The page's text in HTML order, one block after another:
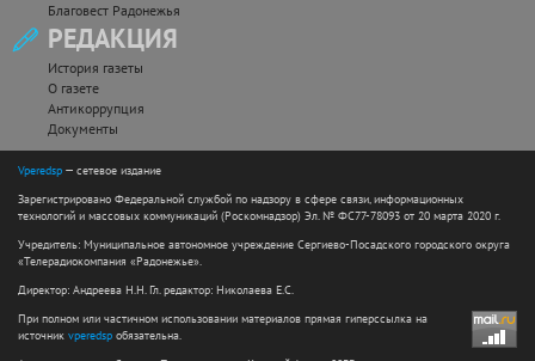
Благовест Радонежья
РЕДАКЦИЯ
История газеты
О газете
Антикоррупция
Документы
Vperedsp — сетевое издание
Зарегистрировано Федеральной службой по надзору в сфере связи, информационных
технологий и массовых коммуникаций (Роскомнадзор) Эл. № ФС77-78093 от 20 марта 2020 г.
Учредитель: Муниципальное автономное учреждение Сергиево-Посадского городского округа
«Телерадиокомпания «Радонежье».
Директор: Андреева Н.Н. Гл. редактор: Николаева Е.С.
При полном или частичном использовании материалов прямая гиперссылка на
источник vperedsp обязательна.